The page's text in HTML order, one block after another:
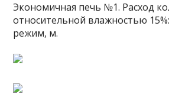
Экономичная печь №1. Расход
относительной влажностью
режим, м.